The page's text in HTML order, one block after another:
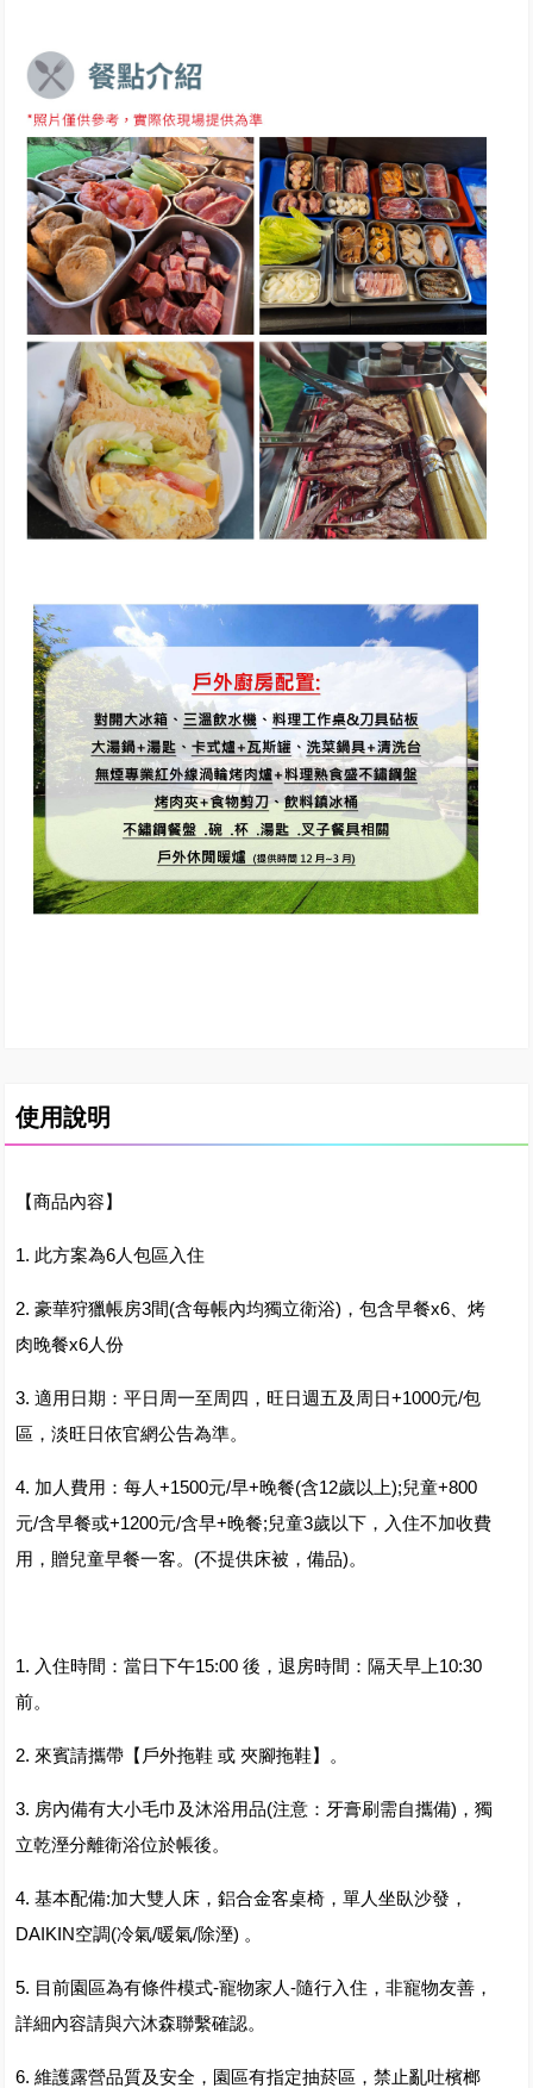
使用說明
【商品內容】
1. 此方案為6人包區入住
2. 豪華狩獵帳房3間(含每帳內均獨立衛浴)，包含早餐x6、烤
肉晚餐x6人份
3. 適用日期：平日周一至周四，旺日週五及周日+1000元/包
區，淡旺日依官網公告為準。
4. 加人費用：每人+1500元/早+晚餐(含12歲以上);兒童+800
元/含早餐或+1200元/含早+晚餐;兒童3歲以下，入住不加收費
用，贈兒童早餐一客。(不提供床被，備品)。
1. 入住時間：當日下午15:00 後，退房時間：隔天早上10:30
前。
2. 來賓請攜帶【戶外拖鞋 或 夾腳拖鞋】。
3. 房內備有大小毛巾及沐浴用品(注意：牙膏刷需自攜備)，獨
立乾溼分離衛浴位於帳後。
4. 基本配備:加大雙人床，鋁合金客桌椅，單人坐臥沙發，
DAIKIN空調(冷氣/暖氣/除溼) 。
5. 目前園區為有條件模式-寵物家人-隨行入住，非寵物友善，
詳細內容請與六沐森聯繫確認。
6. 維護露營品質及安全，園區有指定抽菸區，禁止亂吐檳榔